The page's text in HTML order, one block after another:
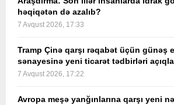
həqiqətən də azalıb?
7 Avqust 2026, 17:33
Tramp Çinə qarşı rəqabət üçün günəş
sənayesinə yeni ticarət tədbirləri
7 Avqust 2026, 17:22
Avropa meşə yanğınlarına qarşı yeni